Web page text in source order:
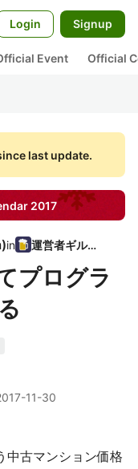
Login Signup
Event Official
last update.
2017
)in 運営者ギルド
プログラ
11-30
中古マンション価格